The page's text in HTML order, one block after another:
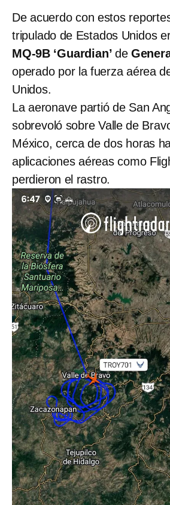
De acuerdo con estos
tripulado de Estados Unidos
MQ-9B ‘Guardian’ de
operado por la fuerza aérea
Unidos.
La aeronave partió de San
sobrevoló sobre Valle de
México, cerca de dos horas
aplicaciones aéreas como
perdieron el rastro.